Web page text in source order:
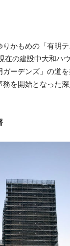
かもめの「有明
在の建設中大和ハ
ガーデンズ」の道
務を開始となった